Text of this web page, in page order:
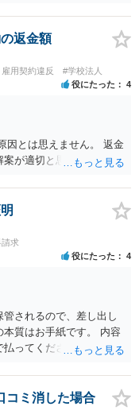
返金額
用契約違反 #学校法人
役にたった 4
因とは思えません。 返金
が適切と思います。
請求
役にたった 4
されるので、差し出し
質はお手紙です。 内容
ってくださいという申
るというものではな
後は、裁判を起こして判
るかどうかを検討する必
ミ消した場合